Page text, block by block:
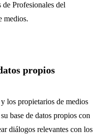
Profesionales del
medios.
propios
los propietarios de medios
base de datos propios con
diálogos relevantes con los